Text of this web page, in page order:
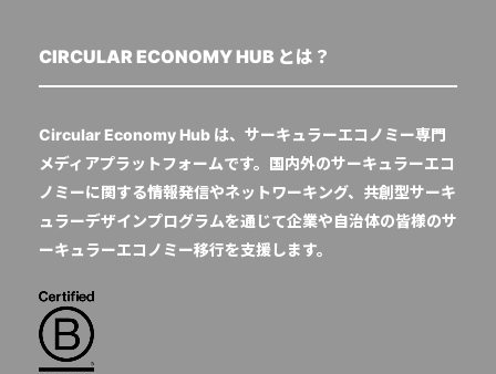
CIRCULAR ECONOMY HUB とは？
Circular Economy Hub は、サーキュラーエコノミー専門
メディアプラットフォームです。国内外のサーキュラーエコ
ノミーに関する情報発信やネットワーキング、共創型サーキ
ュラーデザインプログラムを通じて企業や自治体の皆様のサ
ーキュラーエコノミー移行を支援します。